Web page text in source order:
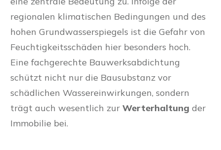
regionalen klimatischen Bedingungen und des
hohen Grundwasserspiegels ist die Gefahr von
Feuchtigkeitsschäden hier besonders hoch.
Eine fachgerechte Bauwerksabdichtung
schützt nicht nur die Bausubstanz vor
schädlichen Wassereinwirkungen, sondern
trägt auch wesentlich zur Werterhaltung der
Immobilie bei.